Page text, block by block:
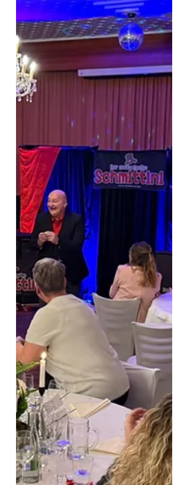
gestellt, so habe ich mein Auto
etwas weiter entfernt parken
müssen, was aber
glücklicherweise ganz gut und
ohne Strafzettel geklappt hat. Im
Stadtcafé war die Stimmung
bereits super